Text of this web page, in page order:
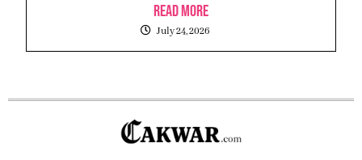
Read More
July 24, 2026